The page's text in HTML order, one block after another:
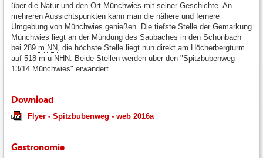
über die Natur und den Ort Münchwies mit seiner Geschichte. An
mehreren Aussichtspunkten kann man die nähere und fernere
Umgebung von Münchwies genießen. Die tiefste Stelle der Gemarkung
Münchwies liegt an der Mündung des Saubaches in den Schönbach
bei 289 m NN , die höchste Stelle liegt nun direkt am Höcherbergturm
auf 518 m ü NHN. Beide Stellen werden über den "Spitzbubenweg
13/14 Münchwies" erwandert.
Download
Flyer - Spitzbubenweg - web 2016a
Gastronomie